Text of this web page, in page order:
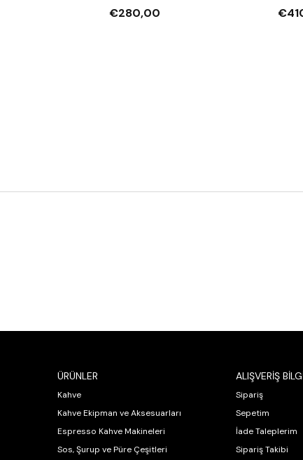
€280,00
ÜRÜNLER
Kahve
Kahve Ekipman ve Aksesuarları
Espresso Kahve Makineleri
Sos, Şurup ve Püre Çeşitleri
ALIŞVERİŞ
Sipariş
Sepetim
İade Taleplerim
Sipariş Takibi